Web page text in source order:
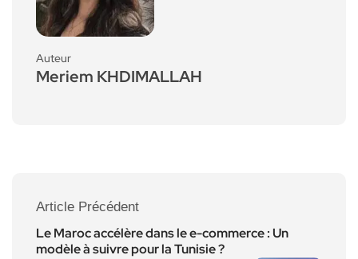
Auteur
Meriem KHDIMALLAH
Article Précédent
Le Maroc accélère dans le e-commerce : Un
modèle à suivre pour la Tunisie ?